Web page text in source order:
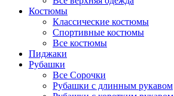
Костюмы
Классические костюмы
Спортивные костюмы
Все костюмы
Пиджаки
Рубашки
Все Сорочки
Рубашки с длинным рукавом